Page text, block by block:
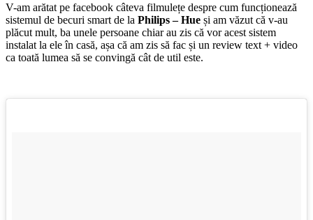
V-am arătat pe facebook câteva filmulețe despre cum funcționează
sistemul de becuri smart de la Philips – Hue și am văzut că v-au
plăcut mult, ba unele persoane chiar au zis că vor acest sistem
instalat la ele în casă, așa că am zis să fac și un review text + video
ca toată lumea să se convingă cât de util este.